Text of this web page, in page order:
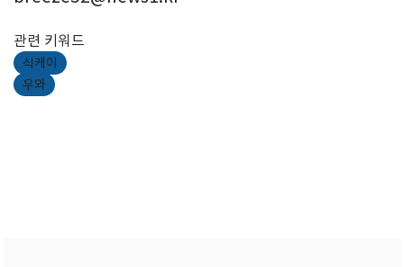
관련 키워드
식케이
우와